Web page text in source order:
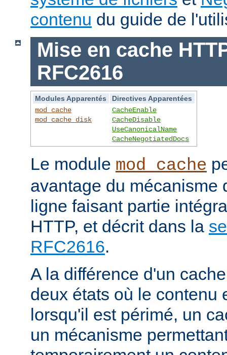
contenu du guide de
Mise en cache
RFC2616
Modules Apparentés
Directives Apparentées
mod_cache
mod_cache_disk
CacheEnable
CacheDisable
UseCanonicalName
CacheNegotiatedDocs
Le module mod_cache
avantage du mécanisme
ligne faisant partie
HTTP, et décrit dans la
RFC2616.
A la différence d'un
deux états où le contenu
lorsqu'il est périmé, un
un mécanisme